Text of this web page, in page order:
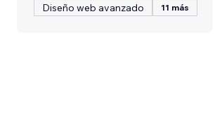
Diseño web avanzado
11 más